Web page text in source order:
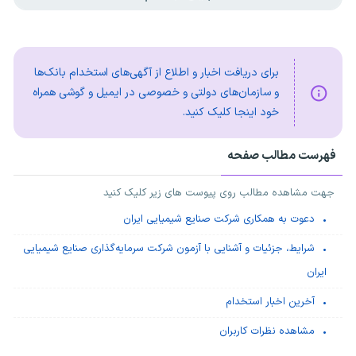
برای دریافت اخبار و اطلاع از آگهی‌های استخدام بانک‌ها
و سازمان‌های دولتی و خصوصی در ایمیل و گوشی همراه
خود اینجا کلیک کنید.
فهرست مطالب صفحه
جهت مشاهده مطالب روی پیوست های زیر کلیک کنید
دعوت به همکاری شرکت صنایع شیمیایی ایران
شرایط، جزئیات و آشنایی با آزمون شرکت سرمایه‌گذاری صنایع شیمیایی
ایران
آخرین اخبار استخدام
مشاهده نظرات کاربران